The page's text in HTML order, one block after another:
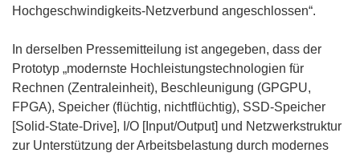
u
m
F
e
n
s
t
n
u
e
m
F
e
n
Hochgeschwindigkeits-Netzverbund angeschlossen“.
In derselben Pressemitteilung ist angegeben, dass der
Prototyp „modernste Hochleistungstechnologien für
Rechnen (Zentraleinheit), Beschleunigung (GPGPU,
FPGA), Speicher (flüchtig, nichtflüchtig), SSD-Speicher
[Solid-State-Drive], I/O [Input/Output] und Netzwerkstruktur
zur Unterstützung der Arbeitsbelastung durch modernes